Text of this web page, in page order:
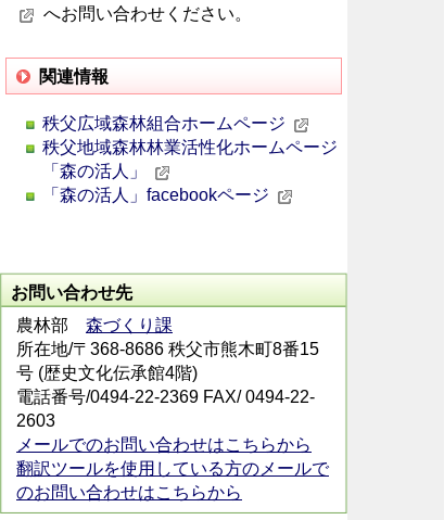
へお問い合わせください。
関連情報
秩父広域森林組合ホームページ
秩父地域森林林業活性化ホームページ
「森の活人」
「森の活人」facebookページ
お問い合わせ先
農林部 森づくり課
所在地/〒368-8686 秩父市熊木町8番15
号 (歴史文化伝承館4階)
電話番号/0494-22-2369 FAX/ 0494-22-
2603
メールでのお問い合わせはこちらから
翻訳ツールを使用している方のメールで
のお問い合わせはこちらから